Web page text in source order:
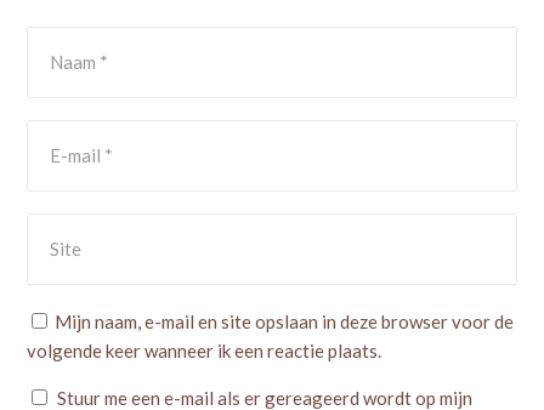
Mijn naam, e-mail en site opslaan in deze browser voor de
volgende keer wanneer ik een reactie plaats.
Stuur me een e-mail als er gereageerd wordt op mijn